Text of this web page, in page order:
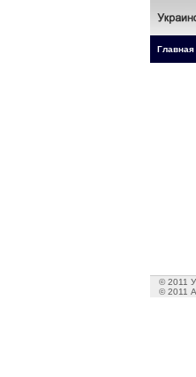
Главная
© 2011
© 2011